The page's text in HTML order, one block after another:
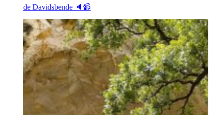
de Davidsbende 🔈📹